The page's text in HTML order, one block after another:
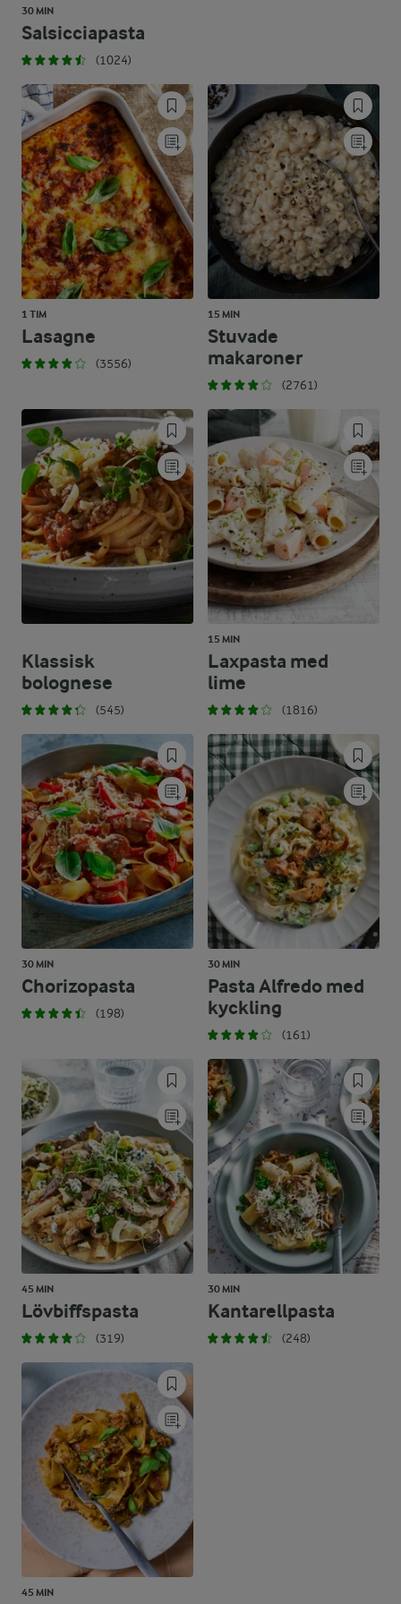
30 MIN
Salsicciapasta
(1024)
1 TIM
Lasagne
(3556)
15 MIN
Stuvade
makaroner
(2761)
Klassisk
bolognese
(545)
15 MIN
Laxpasta med
lime
(1816)
30 MIN
Chorizopasta
(198)
30 MIN
Pasta Alfredo med
kyckling
(161)
45 MIN
Lövbiffspasta
(319)
30 MIN
Kantarellpasta
(248)
45 MIN